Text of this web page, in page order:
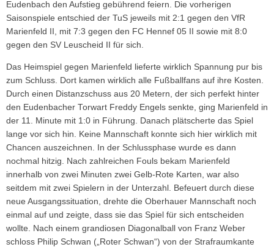
Eudenbach den Aufstieg gebührend feiern. Die vorherigen
Saisonspiele entschied der TuS jeweils mit 2:1 gegen den VfR
Marienfeld II, mit 7:3 gegen den FC Hennef 05 II sowie mit 8:0
gegen den SV Leuscheid II für sich.
Das Heimspiel gegen Marienfeld lieferte wirklich Spannung pur bis
zum Schluss. Dort kamen wirklich alle Fußballfans auf ihre Kosten.
Durch einen Distanzschuss aus 20 Metern, der sich perfekt hinter
den Eudenbacher Torwart Freddy Engels senkte, ging Marienfeld in
der 11. Minute mit 1:0 in Führung. Danach plätscherte das Spiel
lange vor sich hin. Keine Mannschaft konnte sich hier wirklich mit
Chancen auszeichnen. In der Schlussphase wurde es dann
nochmal hitzig. Nach zahlreichen Fouls bekam Marienfeld
innerhalb von zwei Minuten zwei Gelb-Rote Karten, war also
seitdem mit zwei Spielern in der Unterzahl. Befeuert durch diese
neue Ausgangssituation, drehte die Oberhauer Mannschaft noch
einmal auf und zeigte, dass sie das Spiel für sich entscheiden
wollte. Nach einem grandiosen Diagonalball von Franz Weber
schloss Philip Schwan („Roter Schwan“) von der Strafraumkante